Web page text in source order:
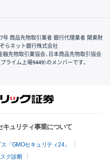
号 商品先物取引業者 銀行代理業者 関東財
ぞらネット銀行株式会社
融先物取引業協会、日本商品先物取引協会
ライム上場9449）のメンバーです。
キュリティ事業について
「GMOセキュリティ24」
ク診断